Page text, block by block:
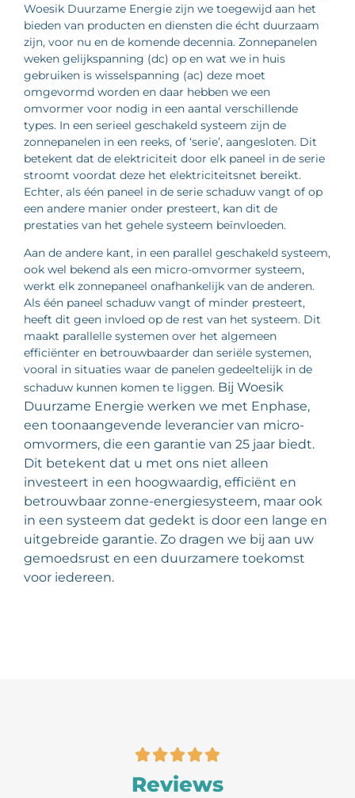
Woesik Duurzame Energie zijn we toegewijd aan het
bieden van producten en diensten die écht duurzaam
zijn, voor nu en de komende decennia. Zonnepanelen
weken gelijkspanning (dc) op en wat we in huis
gebruiken is wisselspanning (ac) deze moet
omgevormd worden en daar hebben we een
omvormer voor nodig in een aantal verschillende
types. In een serieel geschakeld systeem zijn de
zonnepanelen in een reeks, of ‘serie’, aangesloten. Dit
betekent dat de elektriciteit door elk paneel in de serie
stroomt voordat deze het elektriciteitsnet bereikt.
Echter, als één paneel in de serie schaduw vangt of op
een andere manier onder presteert, kan dit de
prestaties van het gehele systeem beïnvloeden.
Aan de andere kant, in een parallel geschakeld systeem,
ook wel bekend als een micro-omvormer systeem,
werkt elk zonnepaneel onafhankelijk van de anderen.
Als één paneel schaduw vangt of minder presteert,
heeft dit geen invloed op de rest van het systeem. Dit
maakt parallelle systemen over het algemeen
efficiënter en betrouwbaarder dan seriële systemen,
vooral in situaties waar de panelen gedeeltelijk in de
schaduw kunnen komen te liggen. Bij Woesik
Duurzame Energie werken we met Enphase,
een toonaangevende leverancier van micro-
omvormers, die een garantie van 25 jaar biedt.
Dit betekent dat u met ons niet alleen
investeert in een hoogwaardig, efficiënt en
betrouwbaar zonne-energiesysteem, maar ook
in een systeem dat gedekt is door een lange en
uitgebreide garantie. Zo dragen we bij aan uw
gemoedsrust en een duurzamere toekomst
voor iedereen.
    
Reviews